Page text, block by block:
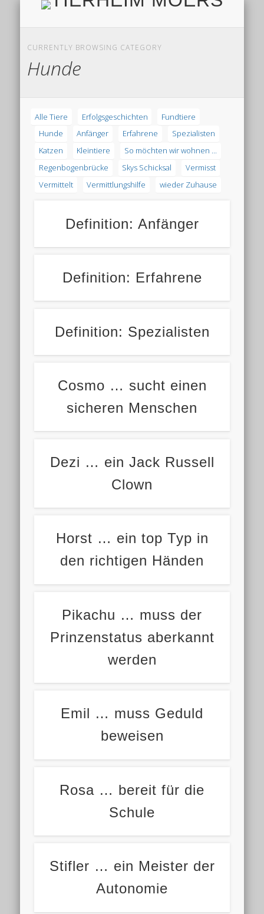
HOME
AKTUELL
ALLE TIERE
HELFEN
TIERHEIM & VEREIN
VIELEN DANK!
IMPRESSUM & DATENSCHUTZ
FINDEFIX
CURRENTLY BROWSING CATEGORY
Hunde
Alle Tiere Erfolgsgeschichten
Fundtiere
Hunde
Anfänger Erfahrene
Spezialisten
Katzen
Kleintiere
So möchten wir wohnen ...
Regenbogenbrücke
Skys Schicksal
Vermisst
Vermittelt
Vermittlungshilfe wieder Zuhause
Definition: Anfänger
Definition: Erfahrene
Definition: Spezialisten
Cosmo … sucht einen
sicheren Menschen
Dezi … ein Jack Russell
Clown
Horst … ein top Typ in
den richtigen Händen
Pikachu … muss der
Prinzenstatus aberkannt
werden
Emil … muss Geduld
beweisen
Rosa … bereit für die
Schule
Stifler … ein Meister der
Autonomie